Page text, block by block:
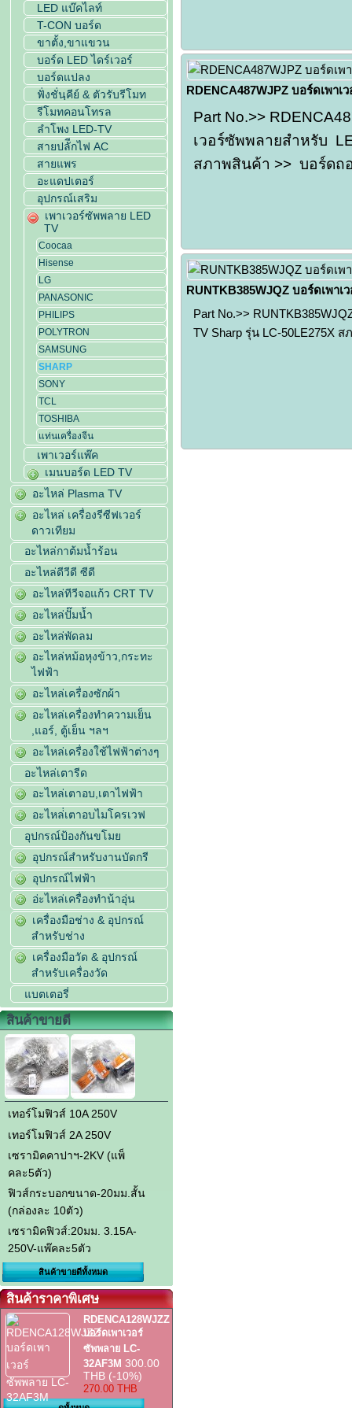
LED แบ๊คไลท์
T-CON บอร์ด
ขาตั้ง,ขาแขวน
บอร์ด LED ไดร์เวอร์
บอร์ดแปลง
ฟั่งชั่นฺคีย์ & ตัวรับรีโมท
รีโมทคอนโทรล
ลำโพง LED-TV
สายปลัีกไฟ AC
สายแพร
อะแดปเตอร์
อุปกรณ์เสริม
เพาเวอร์ซัพพลาย LED
TV
Coocaa
Hisense
LG
PANASONIC
PHILIPS
POLYTRON
SAMSUNG
SHARP
SONY
TCL
TOSHIBA
แท่นเครื่องจีน
เพาเวอร์แพ๊ค
เมนบอร์ด LED TV
อะไหล่ Plasma TV
อะไหล่ เครื่องรีซีฟเวอร์
ดาวเทียม
อะไหล่กาต้มน้ำร้อน
อะไหล่ดีวีดี ซีดี
อะไหล่ทีวีจอแก้ว CRT TV
อะไหล่ปั๊มน้ำ
อะไหล่พัดลม
อะไหล่หม้อหุงข้าว,กระทะ
ไฟฟ้า
อะไหล่เครื่องซักผ้า
อะไหล่เครื่องทำความเย็น
,แอร์, ตู้เย็น ฯลฯ
อะไหล่เครื่องใช้ไฟฟ้าต่างๆ
อะไหล่เตารีด
อะไหล่เตาอบ,เตาไฟฟ้า
อะไหล่่เตาอบไมโครเวฟ
อุปกรณ์ป้องกันขโมย
อุปกรณ์สำหรับงานบัดกรี
อุปกรณ์ไฟฟ้า
อ่ะไหล่เครื่องทำน้าอุ่น
เครื่องมือช่าง & อุปกรณ์
สำหรับช่าง
เครื่องมือวัด & อุปกรณ์
สำหรับเครื่องวัด
แบตเตอรี่
สินค้าขายดี
เทอร์โมฟิวส์ 10A 250V
เทอร์โมฟิวส์ 2A 250V
เซรามิคคาปาฯ-2KV (แพ็
คละ5ตัว)
ฟิวส์กระบอกขนาด-20มม.สั้น
(กล่องละ 10ตัว)
เซรามิคฟิวส์:20มม. 3.15A-
250V-แพ๊คละ5ตัว
สินค้าขายดีทั้งหมด
สินค้าราคาพิเศษ
RDENCA128WJZZ
บอร์ดเพาเวอร์
ซัพพลาย LC-
32AF3M 300.00
THB (-10%)
270.00 THB
RDENCA487WJPZ บอร์ดเพาเ
Part No.>>
เวอร์ซัพพลายสำหรับ
สภาพสินค้า >> บอร์ดถ
RUNTKB385WJQZ บอร์ดเพาเ
Part No.>>
TV Sharp รุ่น LC-50LE275X